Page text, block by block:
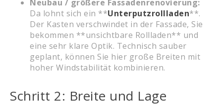
Neubau / größere Fassadenrenovierung:
Da lohnt sich ein **Unterputzrollladen**.
Der Kasten verschwindet in der Fassade, Sie
bekommen **unsichtbare Rollladen** und
eine sehr klare Optik. Technisch sauber
geplant, können Sie hier große Breiten mit
hoher Windstabilität kombinieren.
Schritt 2: Breite und Lage